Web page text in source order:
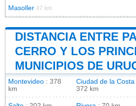
Masoller 47 km
DISTANCIA ENTRE
CERRO Y LOS
MUNICIPIOS DE
Montevideo : 378
km
Ciudad de la Costa
372 km